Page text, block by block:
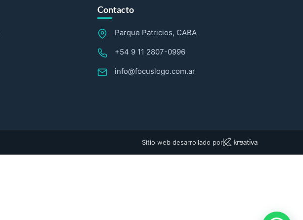
Contacto
Parque Patricios, CABA
+54 9 11 2807-0996
info@focuslogo.com.ar
Sitio web desarrollado por